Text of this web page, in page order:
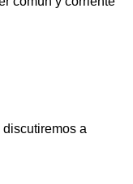
discutiremos a